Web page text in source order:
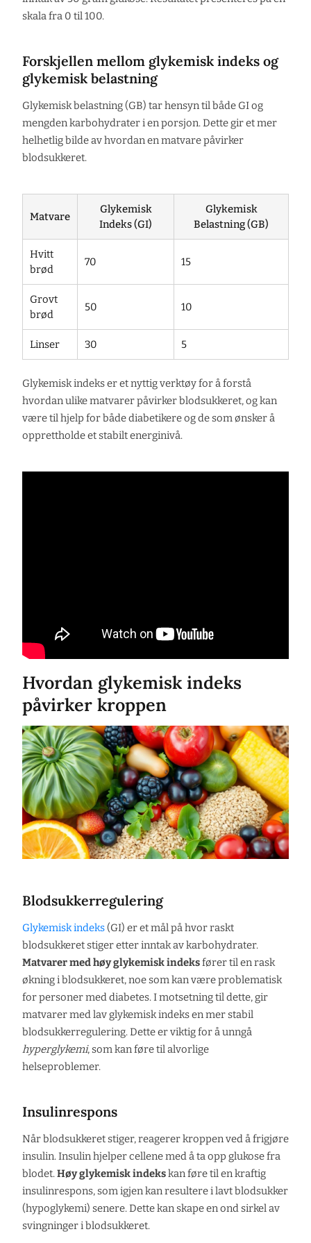
skala fra 0 til 100.
Forskjellen mellom glykemisk indeks og
glykemisk belastning
Glykemisk belastning (GB) tar hensyn til både GI og
mengden karbohydrater i en porsjon. Dette gir et mer
helhetlig bilde av hvordan en matvare påvirker
blodsukkeret.
Matvare
Glykemisk
Indeks (GI)
Glykemisk
Belastning (GB)
Hvitt
brød
70 15
Grovt
brød
50 10
Linser 30 5
Glykemisk indeks er et nyttig verktøy for å forstå
hvordan ulike matvarer påvirker blodsukkeret, og kan
være til hjelp for både diabetikere og de som ønsker å
opprettholde et stabilt energinivå.
Hvordan glykemisk indeks
påvirker kroppen
Blodsukkerregulering
Glykemisk indeks(GI) er et mål på hvor raskt
blodsukkeret stiger etter inntak av karbohydrater.
Matvarer med høy glykemisk indeksfører til en rask
økning i blodsukkeret, noe som kan være problematisk
for personer med diabetes. I motsetning til dette, gir
matvarer med lav glykemisk indeks en mer stabil
blodsukkerregulering. Dette er viktig for å unngå
hyperglykemi, som kan føre til alvorlige
helseproblemer.
Insulinrespons
Når blodsukkeret stiger, reagerer kroppen ved å frigjøre
insulin. Insulin hjelper cellene med å ta opp glukose fra
blodet.Høy glykemisk indekskan føre til en kraftig
insulinrespons, som igjen kan resultere i lavt blodsukker
(hypoglykemi) senere. Dette kan skape en ond sirkel av
svingninger i blodsukkeret.